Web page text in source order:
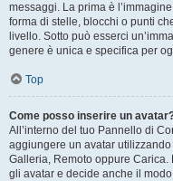
messaggi. La prima è
forma di stelle, blocchi o punti
livello. Sotto può esserci
genere è unica e specifica per
Top
Come posso inserire un
All’interno del tuo Pannello di
aggiungere un avatar
Galleria, Remoto oppure Carica.
gli avatar e decide anche il